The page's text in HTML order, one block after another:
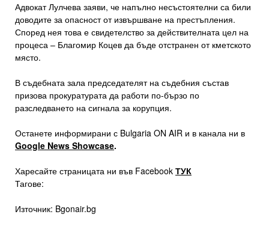
Адвокат Лулчева заяви, че напълно несъстоятелни са били
доводите за опасност от извършване на престъпления.
Според нея това е свидетелство за действителната цел на
процеса – Благомир Коцев да бъде отстранен от кметското
място.
В съдебната зала председателят на съдебния състав
призова прокуратурата да работи по-бързо по
разследването на сигнала за корупция.
Останете информирани с Bulgaria ON AIR и в канала ни в
Google News Showcase.
Харесайте страницата ни във Facebook ТУК
Тагове:
Източник: Bgonair.bg